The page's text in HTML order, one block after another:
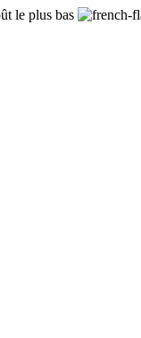
le plus bas